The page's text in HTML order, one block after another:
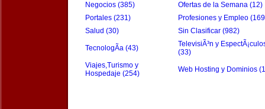
Negocios (385)
Ofertas de la Semana (12)
Portales (231)
Profesiones y Empleo
Salud (30)
Sin Clasificar (982)
TecnologÃ­a (43)
TelevisiÃ³n y
(33)
Viajes,Turismo y
Hospedaje (254)
Web Hosting y Dominios